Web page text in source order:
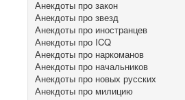
Анекдоты про закон
Анекдоты про звезд
Анекдоты про иностранцев
Анекдоты про ICQ
Анекдоты про наркоманов
Анекдоты про начальников
Анекдоты про новых русских
Анекдоты про милицию